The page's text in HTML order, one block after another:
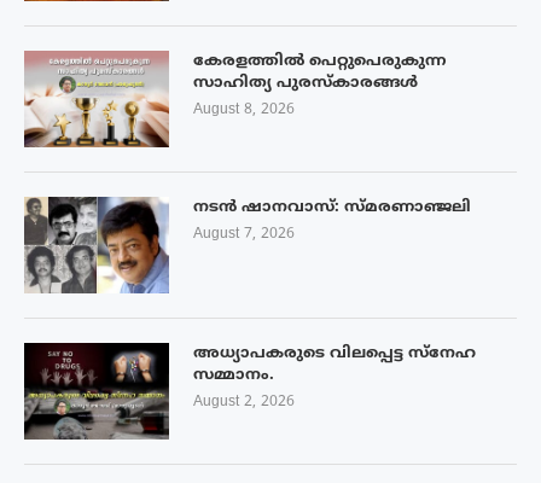
കേരളത്തിൽ പെറ്റുപെരുകുന്ന
സാഹിത്യ പുരസ്‌കാരങ്ങൾ
August 8, 2026
നടൻ ഷാനവാസ്: സ്മരണാഞ്ജലി
August 7, 2026
അധ്യാപകരുടെ വിലപ്പെട്ട സ്നേഹ
സമ്മാനം.
August 2, 2026